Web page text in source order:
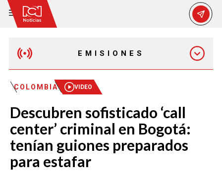
EMISIONES
MAÑANA EXPRESS
EMISIÓN 12:30 PM
EMISIÓN 7:00 PM
COLOMBIA VIDEO
Descubren sofisticado ‘call
center’ criminal en Bogotá:
tenían guiones preparados
para estafar